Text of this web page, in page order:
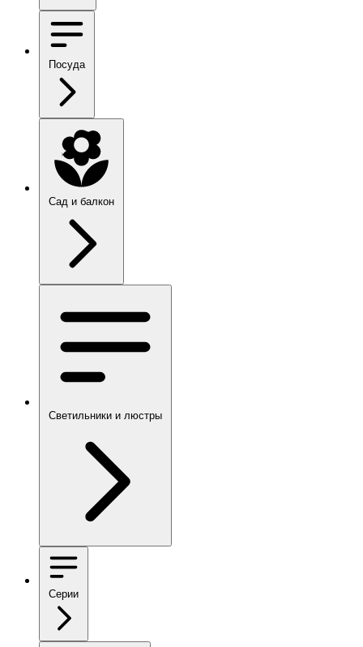
Посуда
Сад и балкон
Светильники и люстры
Серии